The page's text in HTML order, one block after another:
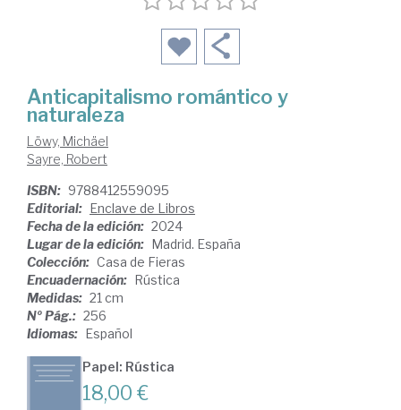
Anticapitalismo romántico y
naturaleza
Löwy, Michäel
Sayre, Robert
ISBN: 9788412559095
Editorial: Enclave de Libros
Fecha de la edición: 2024
Lugar de la edición: Madrid. España
Colección: Casa de Fieras
Encuadernación: Rústica
Medidas: 21 cm
Nº Pág.: 256
Idiomas: Español
Papel: Rústica
18,00 €